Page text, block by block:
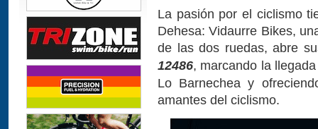
La pasión por el ciclismo
Dehesa: Vidaurre Bikes,
de las dos ruedas, abre
12486, marcando la
Lo Barnechea y
amantes del ciclismo.